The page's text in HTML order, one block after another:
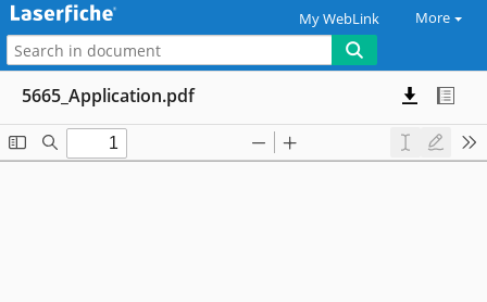
My WebLink More
5665_Application.pdf